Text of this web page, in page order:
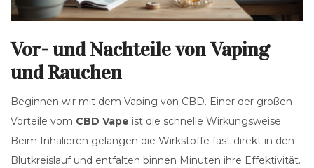
Vor- und Nachteile von Vaping
und Rauchen
Beginnen wir mit dem Vaping von CBD. Einer der großen
Vorteile vom CBD Vape ist die schnelle Wirkungsweise.
Beim Inhalieren gelangen die Wirkstoffe fast direkt in den
Blutkreislauf und entfalten binnen Minuten ihre Effektivität.